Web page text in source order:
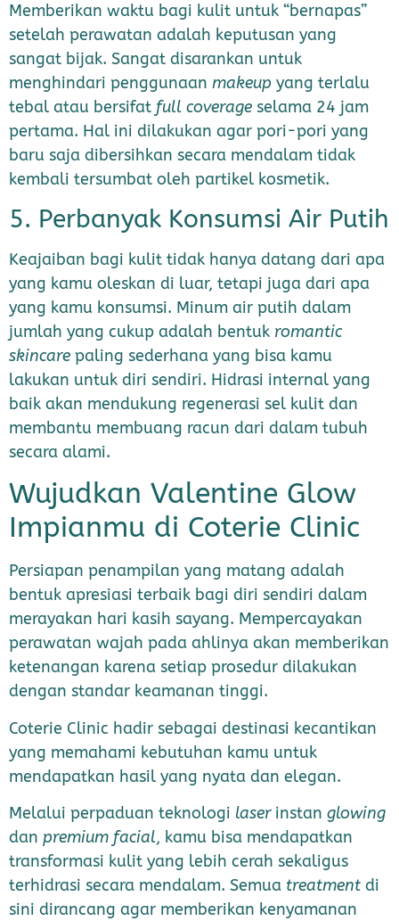
Memberikan waktu bagi kulit untuk “bernapas”
setelah perawatan adalah keputusan yang
sangat bijak. Sangat disarankan untuk
menghindari penggunaan makeup yang terlalu
tebal atau bersifat full coverage selama 24 jam
pertama. Hal ini dilakukan agar pori-pori yang
baru saja dibersihkan secara mendalam tidak
kembali tersumbat oleh partikel kosmetik.
5. Perbanyak Konsumsi Air Putih
Keajaiban bagi kulit tidak hanya datang dari apa
yang kamu oleskan di luar, tetapi juga dari apa
yang kamu konsumsi. Minum air putih dalam
jumlah yang cukup adalah bentuk romantic
skincare paling sederhana yang bisa kamu
lakukan untuk diri sendiri. Hidrasi internal yang
baik akan mendukung regenerasi sel kulit dan
membantu membuang racun dari dalam tubuh
secara alami.
Wujudkan Valentine Glow
Impianmu di Coterie Clinic
Persiapan penampilan yang matang adalah
bentuk apresiasi terbaik bagi diri sendiri dalam
merayakan hari kasih sayang. Mempercayakan
perawatan wajah pada ahlinya akan memberikan
ketenangan karena setiap prosedur dilakukan
dengan standar keamanan tinggi.
Coterie Clinic hadir sebagai destinasi kecantikan
yang memahami kebutuhan kamu untuk
mendapatkan hasil yang nyata dan elegan.
Melalui perpaduan teknologi laserinstan glowing
dan premium facial, kamu bisa mendapatkan
transformasi kulit yang lebih cerah sekaligus
terhidrasi secara mendalam. Semua treatment di
sini dirancang agar memberikan kenyamanan